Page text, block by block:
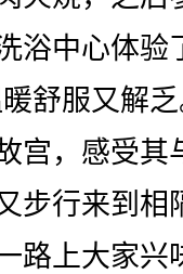
浴中心体验
舒服又解
宫，感受其
步行来到相
路上大家兴